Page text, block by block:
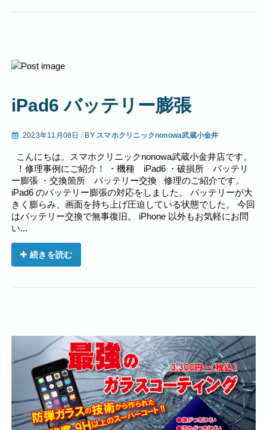
iPad6 バッテリー膨張
2023年11月08日 / BY スマホクリニックnonowa武蔵小金井
こんにちは。スマホクリニックnonowa武蔵小金井店です。
！修理事例にご紹介！ ・機種 iPad6 ・破損所 バッテリ
ー膨張 ・交換箇所 バッテリー交換 修理のご紹介です。
iPad6 のバッテリー膨張の対応をしました。 バッテリーが大
きく膨らみ、画面を持ち上げ圧迫している状態でした。 今回
はバッテリー交換で無事復旧。 iPhone 以外もお気軽にお問
い...
続きを読む